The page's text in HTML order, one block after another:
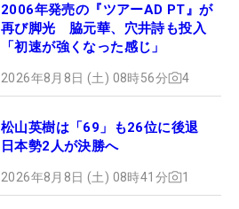
2006年発売の『ツアーAD PT』が
再び脚光 脇元華、穴井詩も投入
「初速が強くなった感じ」
2026年8月8日 (土) 08時56分 4
松山英樹は「69」も26位に後退
日本勢2人が決勝へ
2026年8月8日 (土) 08時41分 1